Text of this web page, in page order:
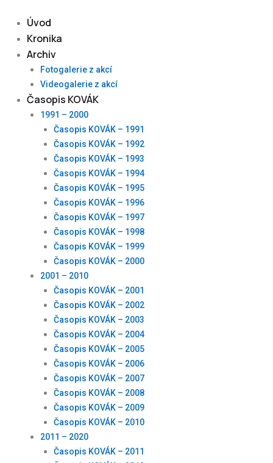
content
Úvod
Kronika
Archiv
Fotogalerie z akcí
Videogalerie z akcí
Časopis KOVÁK
1991 – 2000
Časopis KOVÁK – 1991
Časopis KOVÁK – 1992
Časopis KOVÁK – 1993
Časopis KOVÁK – 1994
Časopis KOVÁK – 1995
Časopis KOVÁK – 1996
Časopis KOVÁK – 1997
Časopis KOVÁK – 1998
Časopis KOVÁK – 1999
Časopis KOVÁK – 2000
2001 – 2010
Časopis KOVÁK – 2001
Časopis KOVÁK – 2002
Časopis KOVÁK – 2003
Časopis KOVÁK – 2004
Časopis KOVÁK – 2005
Časopis KOVÁK – 2006
Časopis KOVÁK – 2007
Časopis KOVÁK – 2008
Časopis KOVÁK – 2009
Časopis KOVÁK – 2010
2011 – 2020
Časopis KOVÁK – 2011